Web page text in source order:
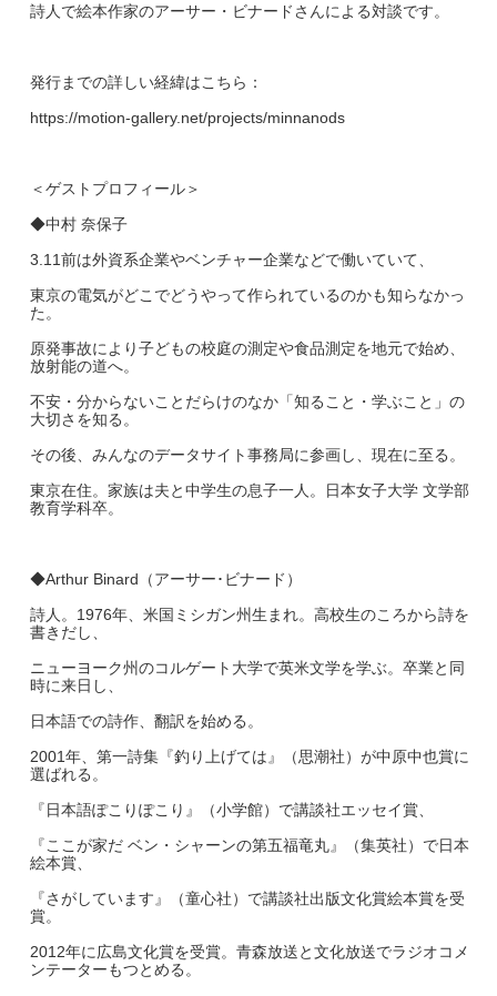
詩人で絵本作家のアーサー・ビナードさんによる対談です。
発行までの詳しい経緯はこちら：
https://motion-gallery.net/projects/minnanods
＜ゲストプロフィール＞
◆中村 奈保子
3.11前は外資系企業やベンチャー企業などで働いていて、
東京の電気がどこでどうやって作られているのかも知らなかっ
た。
原発事故により子どもの校庭の測定や食品測定を地元で始め、
放射能の道へ。
不安・分からないことだらけのなか「知ること・学ぶこと」の
大切さを知る。
その後、みんなのデータサイト事務局に参画し、現在に至る。
東京在住。家族は夫と中学生の息子一人。日本女子大学 文学部
教育学科卒。
◆Arthur Binard（アーサー･ビナード）
詩人。1976年、米国ミシガン州生まれ。高校生のころから詩を
書きだし、
ニューヨーク州のコルゲート大学で英米文学を学ぶ。卒業と同
時に来日し、
日本語での詩作、翻訳を始める。
2001年、第一詩集『釣り上げては』（思潮社）が中原中也賞に
選ばれる。
『日本語ぽこりぽこり』（小学館）で講談社エッセイ賞、
『ここが家だ ベン・シャーンの第五福竜丸』（集英社）で日本
絵本賞、
『さがしています』（童心社）で講談社出版文化賞絵本賞を受
賞。
2012年に広島文化賞を受賞。青森放送と文化放送でラジオコメ
ンテーターもつとめる。